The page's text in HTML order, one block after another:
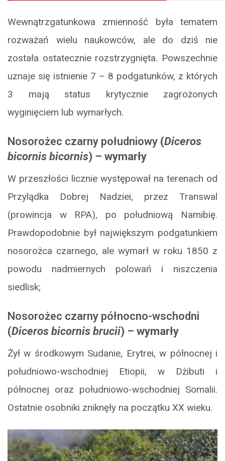
Wewnątrzgatunkowa zmienność była tematem
rozważań wielu naukowców, ale do dziś nie
została ostatecznie rozstrzygnięta. Powszechnie
uznaje się istnienie 7 – 8 podgatunków, z których
3 mają status krytycznie zagrożonych
wyginięciem lub wymarłych.
Nosorożec czarny południowy (Diceros
bicornis bicornis) – wymarły
W przeszłości licznie występował na terenach od
Przylądka Dobrej Nadziei, przez Transwal
(prowincja w RPA), po południową Namibię.
Prawdopodobnie był największym podgatunkiem
nosorożca czarnego, ale wymarł w roku 1850 z
powodu nadmiernych polowań i niszczenia
siedlisk;
Nosorożec czarny północno-wschodni
(Diceros bicornis brucii) – wymarły
Żył w środkowym Sudanie, Erytrei, w północnej i
południowo-wschodniej Etiopii, w Dżibuti i
północnej oraz południowo-wschodniej Somalii.
Ostatnie osobniki zniknęły na początku XX wieku.